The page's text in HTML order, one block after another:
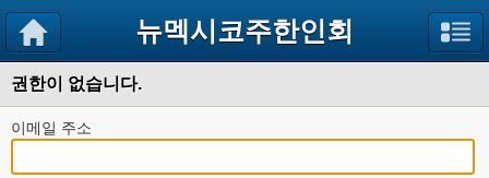
뉴멕시코주한인회
권한이 없습니다.
이메일 주소